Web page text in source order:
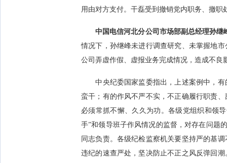
用由对方支付。干磊受到撤销党内职务、撤职
中国电信河北分公司市场部副总经理孙继
情况下，孙继峰未进行调查研究、未掌握地
公司弄虚作假、虚报业务完成情况，造成不良
中央纪委国家监委指出，上述案例中，有
蛮干；有的作风不严不实，不正确履行职责
必须常抓不懈、久久为功。各级党组织和领
手”和领导班子作风情况的监督，对存在问题
同志负责。各级纪检监察机关要坚持严的基
违纪的速查严处，坚决防止不正之风反弹回